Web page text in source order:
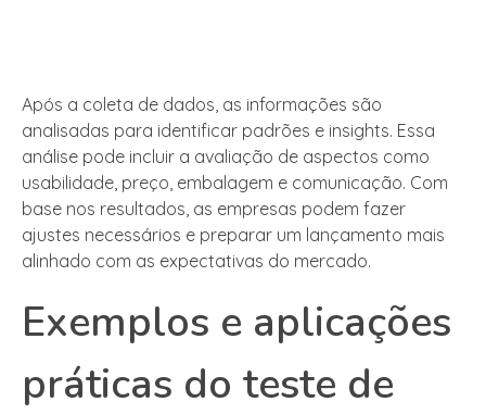
Após a coleta de dados, as informações são
analisadas para identificar padrões e insights. Essa
análise pode incluir a avaliação de aspectos como
usabilidade, preço, embalagem e comunicação. Com
base nos resultados, as empresas podem fazer
ajustes necessários e preparar um lançamento mais
alinhado com as expectativas do mercado.
Exemplos e aplicações
práticas do teste de